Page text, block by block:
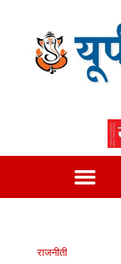
राजनीती